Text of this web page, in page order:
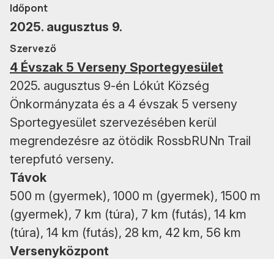
Időpont
2025. augusztus 9.
Szervező
4 Évszak 5 Verseny Sportegyesület
2025. augusztus 9-én Lókút Község
Önkormányzata és a 4 évszak 5 verseny
Sportegyesület szervezésében kerül
megrendezésre az ötödik RossbRUNn Trail
terepfutó verseny.
Távok
500 m (gyermek), 1000 m (gyermek), 1500 m
(gyermek), 7 km (túra), 7 km (futás), 14 km
(túra), 14 km (futás), 28 km, 42 km, 56 km
Versenyközpont